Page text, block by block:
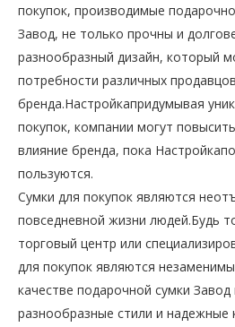
покупок, производимые
Завод, не только прочны и
разнообразный дизайн, который
потребности различных
бренда.Настройкапридумывая
покупок, компании могут
влияние бренда, пока
пользуются.
Сумки для покупок являются
повседневной жизни людей.Будь
торговый центр или
для покупок являются
качестве подарочной сумки
разнообразные стили и надежные